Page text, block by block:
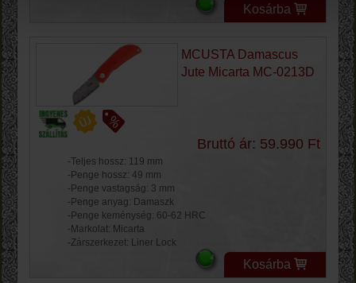
Kosárba
MCUSTA Damascus
Jute Micarta MC-0213D
Bruttó ár: 59.990 Ft
-Teljes hossz: 119 mm
-Penge hossz: 49 mm
-Penge vastagság: 3 mm
-Penge anyag: Damaszk
-Penge keménység: 60-62 HRC
-Markolat: Micarta
-Zárszerkezet: Liner Lock
Kosárba